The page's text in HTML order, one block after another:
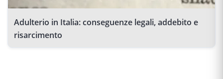
Adulterio in Italia: conseguenze legali, addebito e
risarcimento